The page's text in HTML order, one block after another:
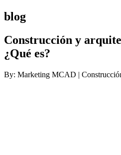
blog
Construcción y
¿Qué es?
By: Marketing MCAD |